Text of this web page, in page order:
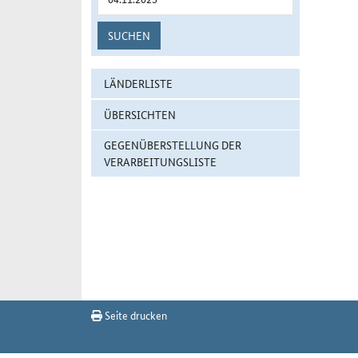
SUCHEN
LÄNDERLISTE
ÜBERSICHTEN
GEGENÜBERSTELLUNG DER
VERARBEITUNGSLISTE
Seite drucken